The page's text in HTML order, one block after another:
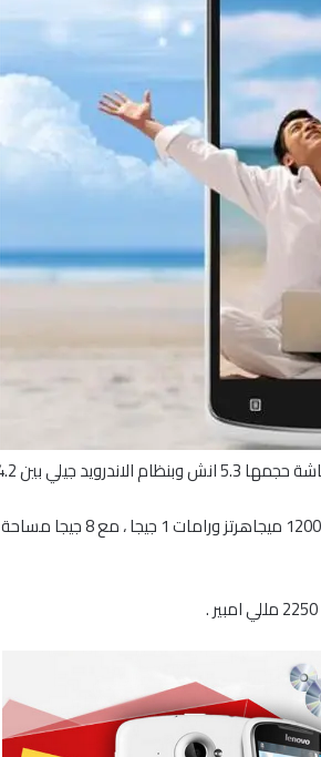
وتشمل قائمة المواصفات معالج 1200 ميجاهرتز ورامات 1 جيجا ، مع 8 جيجا مساحة